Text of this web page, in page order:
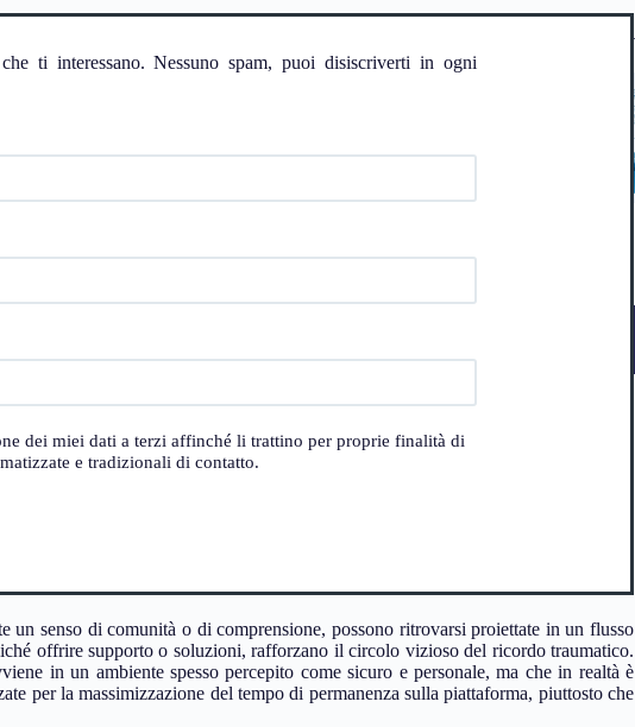
ti interessano. Nessuno spam, puoi disiscriverti in ogni
dei miei dati a terzi affinché li trattino per proprie finalità di
e tradizionali di contatto.
un senso di comunità o di comprensione, possono ritrovarsi proiettate in un flusso
offrire supporto o soluzioni, rafforzano il circolo vizioso del ricordo traumatico.
in un ambiente spesso percepito come sicuro e personale, ma che in realtà è
per la massimizzazione del tempo di permanenza sulla piattaforma, piuttosto che